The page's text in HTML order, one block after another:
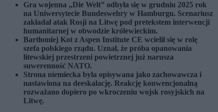
Gra wojenna „Die Welt” odbyła się w grudniu 2025 rok
na Uniwersytecie Bundeswehry w Hamburgu. Scenariusz
zakładał atak Rosji na Litwę pod pretekstem interwencji
humanitarnej w obwodzie królewieckim.
Bartłomiej Kot z Aspen Institute CE wcielił się w rolę
szefa polskiego rządu. Uznał, że próba opanowania
litewskiej przestrzeni powietrznej już narusza
suwerenność NATO.
Strona niemiecka była opisywana jako zachowawcza i
nastawiona na deeskalację. Reakcję konwencjonalną
rozważano dopiero po wkroczeniu wojsk rosyjskich na
Litwę.